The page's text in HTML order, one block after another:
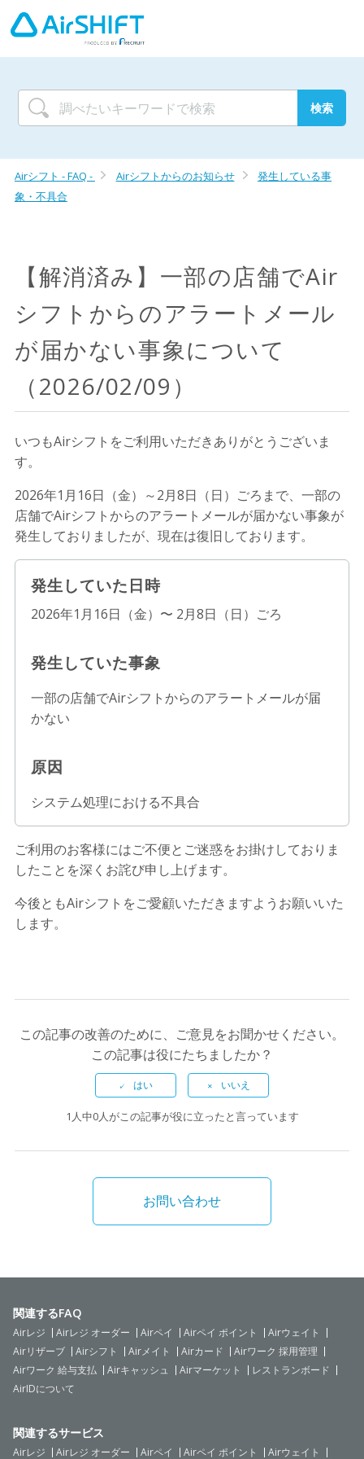
Airシフト - FAQ - Airシフトからのお知らせ
発生している事
象・不具合
【解消済み】一部の店舗でAir
シフトからのアラートメール
が届かない事象について
（2026/02/09）
いつもAirシフトをご利用いただきありがとうございま
す。
2026年1月16日（金）～2月8日（日）ごろまで、一部の
店舗でAirシフトからのアラートメールが届かない事象が
発生しておりましたが、現在は復旧しております。
発生していた日時
2026年1月16日（金）〜 2月8日（日）ごろ
発生していた事象
一部の店舗でAirシフトからのアラートメールが届
かない
原因
システム処理における不具合
ご利用のお客様にはご不便とご迷惑をお掛けしておりま
したことを深くお詫び申し上げます。
今後ともAirシフトをご愛顧いただきますようお願いいた
します。
この記事の改善のために、ご意見をお聞かせください。
この記事は役にたちましたか？
1人中0人がこの記事が役に立ったと言っています
お問い合わせ
関連するFAQ
Airレジ Airレジ オーダー Airペイ Airペイ ポイント
Airウェイト
Airリザーブ
Airシフト Airメイト Airカード
Airワーク 採用管理
Airワーク 給与支払
Airキャッシュ Airマーケット
レストランボード
AirIDについて
関連するサービス
Airレジ Airレジ オーダー Airペイ Airペイ ポイント Airウェイト